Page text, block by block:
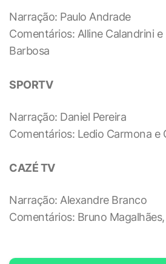
Narração: Paulo Andrade
Comentários: Alline Calandrini e
Barbosa
SPORTV
Narração: Daniel Pereira
Comentários: Ledio Carmona e
CAZÉ TV
Narração: Alexandre Branco
Comentários: Bruno